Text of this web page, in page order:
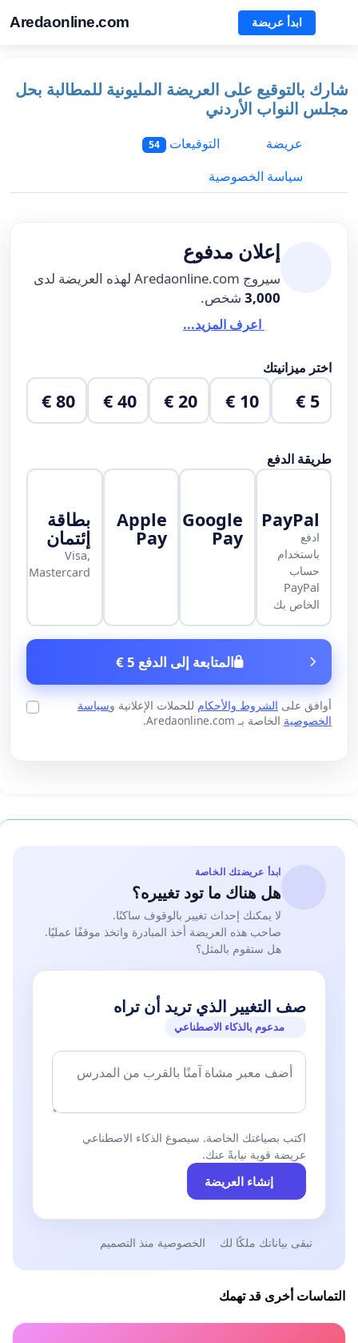
Aredaonline.com ابدأ عريضة
شارك بالتوقيع على العريضة المليونية للمطالبة بحل
مجلس النواب الأردني
عريضة
التوقيعات 54
سياسة الخصوصية
إعلان مدفوع
سيروج Aredaonline.com لهذه العريضة لدى
3,000 شخص.
اعرف المزيد...
اختر ميزانيتك
5 €
10 €
20 €
40 €
80 €
طريقة الدفع
PayPal
ادفع
باستخدام
حساب
PayPal
الخاص بك
Google
Pay
Apple
Pay
بطاقة
إئتمان
Visa,
Mastercard
المتابعة إلى الدفع 5 €
أوافق على الشروط والأحكام للحملات الإعلانية وسياسة
الخصوصية الخاصة بـ Aredaonline.com.
ابدأ عريضتك الخاصة
هل هناك ما تود تغييره؟
لا يمكنك إحداث تغيير بالوقوف ساكنًا.
صاحب هذه العريضة أخذ المبادرة واتخذ موقفًا عمليًا.
هل ستقوم بالمثل؟
صف التغيير الذي تريد أن تراه
مدعوم بالذكاء الاصطناعي
اكتب بصياغتك الخاصة. سيصوغ الذكاء الاصطناعي
عريضة قوية نيابةً عنك.
إنشاء العريضة
تبقى بياناتك ملكًا لك الخصوصية منذ التصميم
التماسات أخرى قد تهمك